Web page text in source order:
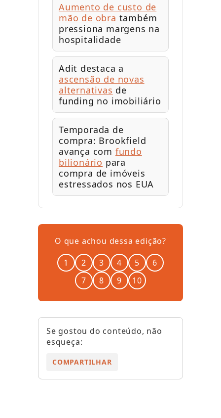
Aumento de custo de
mão de obra também
pressiona margens na
hospitalidade
Adit destaca a
ascensão de novas
alternativas de
funding no imobiliário
Temporada de
compra: Brookfield
avança com fundo
bilionário para
compra de imóveis
estressados nos EUA
O que achou dessa edição?
1
2 3 4 5
6
7
8 9 10
Se gostou do conteúdo, não
esqueça:
COMPARTILHAR